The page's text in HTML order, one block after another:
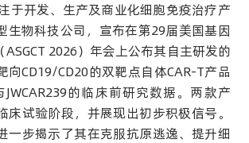
于开发、生产及商业化细胞免疫治疗产
生物科技公司，宣布在第29届美国基因
2026）年会上公布其自主研发的
向CD19/CD20的双靶点自体CAR-T产品
的临床前研究数据。两款产
床试验阶段，并展现出初步积极信号。
一步揭示了其在克服抗原逃逸、提升细